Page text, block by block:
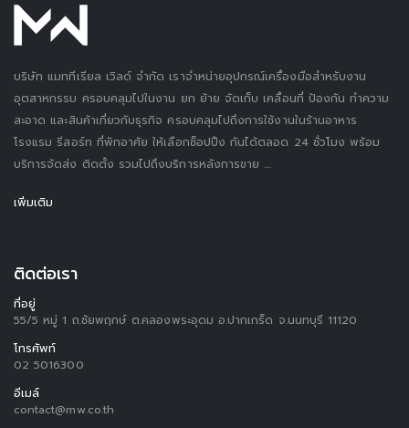
บริษัท แมททีเรียล เวิลด์ จำกัด เราจำหน่ายอุปกรณ์เครื่องมือสำหรับงาน
อุตสาหกรรม ครอบคลุมไปในงาน ยก ย้าย จัดเก็บ เคลื่อนที่ ป้องกัน ทำความ
สะอาด และสินค้าเกี่ยวกับธุรกิจ ครอบคลุมไปถึงการใช้งานในร้านอาหาร
โรงแรม รีสอร์ท ที่พักอาศัย ให้เลือกช็อปปิ้ง กันได้ตลอด 24 ชั่วโมง พร้อม
บริการจัดส่ง ติดตั้ง รวมไปถึงบริการหลังการขาย ....
เพิ่มเติม
ติดต่อเรา
ที่อยู่
55/5 หมู่ 1 ถ.ชัยพฤกษ์ ต.คลองพระอุดม อ.ปากเกร็ด จ.นนทบุรี 11120
โทรศัพท์
02 5016300
อีเมล์
contact@mw.co.th